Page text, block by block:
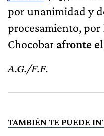
por unanimidad y
procesamiento, por
Chocobar afronte
A.G./F.F.
TAMBIÉN TE PUEDE